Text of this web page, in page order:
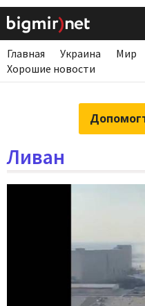
Главная Украина Мир
Хорошие новости
Ливан